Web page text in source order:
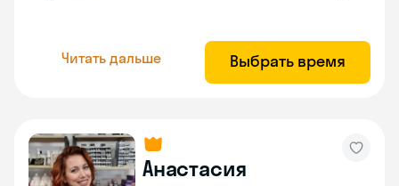
Читать дальше Выбрать время
Анастасия